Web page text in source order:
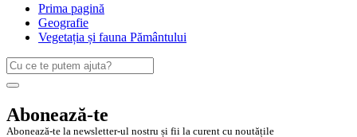
Prima pagină
Geografie
Vegetația și fauna Pământului
Caută
după:
Search
Abonează-te
Abonează-te la newsletter-ul nostru și fii la curent cu noutățile